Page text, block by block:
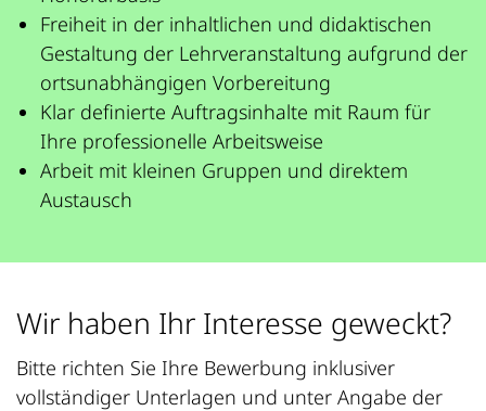
Freiheit in der inhaltlichen und didaktischen
Gestaltung der Lehrveranstaltung aufgrund der
ortsunabhängigen Vorbereitung
Klar definierte Auftragsinhalte mit Raum für
Ihre professionelle Arbeitsweise
Arbeit mit kleinen Gruppen und direktem
Austausch
Wir haben Ihr Interesse geweckt?
Bitte richten Sie Ihre Bewerbung inklusiver
vollständiger Unterlagen und unter Angabe der